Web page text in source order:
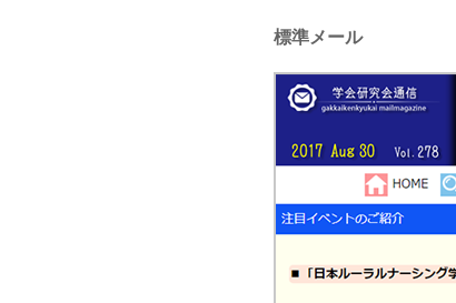
標準メール